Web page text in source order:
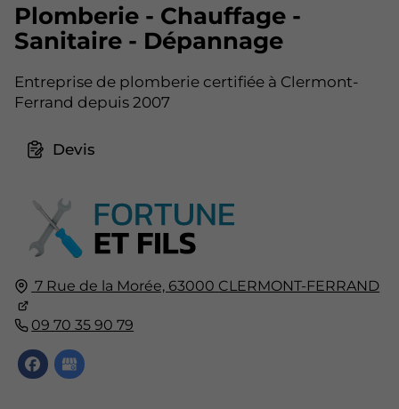
7 Rue de la Morée, 63000 CLERMONT-FERRAND
09 70 35 90 79
Plomberie - Chauffage -
Sanitaire - Dépannage
Entreprise de plomberie certifiée à Clermont-
Ferrand depuis 2007
Devis